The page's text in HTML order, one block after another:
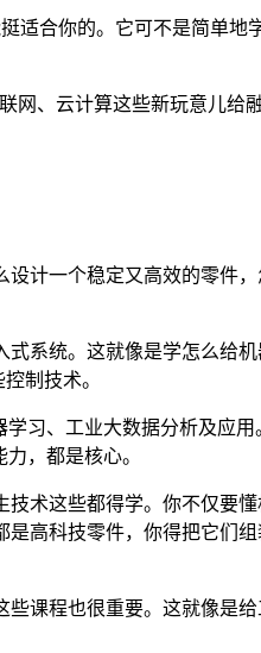
适合你的。它可不是简单地
网、云计算这些新玩意儿给
计一个稳定又高效的零件
系统。这就像是学怎么给
制技术。
习、工业大数据分析及应用
，都是核心。
术这些都得学。你不仅要
高科技零件，你得把它们
课程也很重要。这就像是